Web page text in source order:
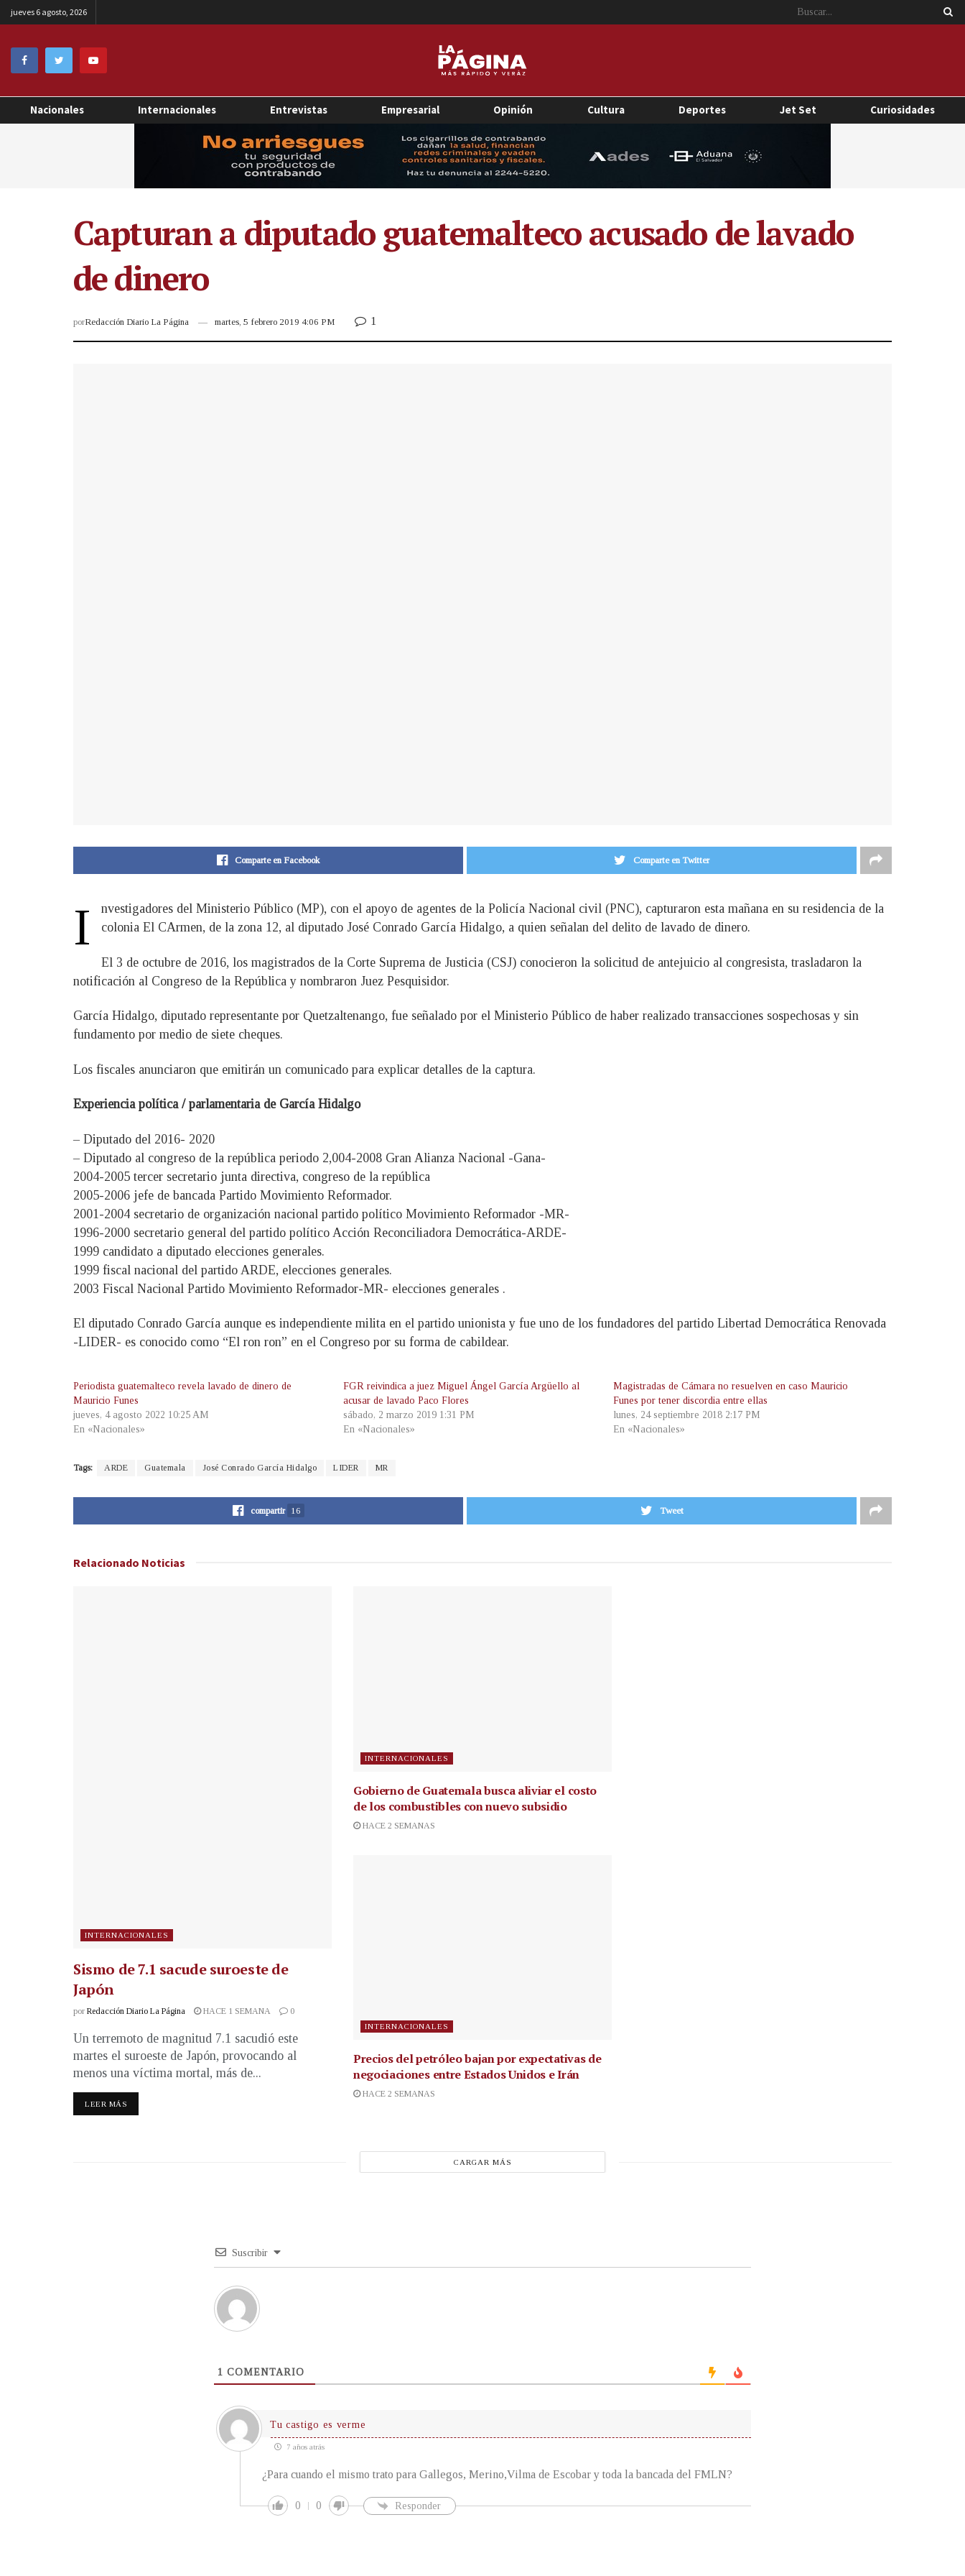
jueves 6 agosto, 2026
Nacionales Internacionales Entrevistas Empresarial Opinión Cultura Deportes Jet Set Curiosidades
Capturan a diputado guatemalteco acusado de lavado
de dinero
porRedacción Diario La Página martes, 5 febrero 2019 4:06 PM 1
Comparte en Facebook Comparte en Twitter
I
nvestigadores del Ministerio Público (MP), con el apoyo de agentes de la Policía Nacional civil (PNC), capturaron esta mañana en su residencia de la
colonia El CArmen, de la zona 12, al diputado José Conrado García Hidalgo, a quien señalan del delito de lavado de dinero.
El 3 de octubre de 2016, los magistrados de la Corte Suprema de Justicia (CSJ) conocieron la solicitud de antejuicio al congresista, trasladaron la
notificación al Congreso de la República y nombraron Juez Pesquisidor.
García Hidalgo, diputado representante por Quetzaltenango, fue señalado por el Ministerio Público de haber realizado transacciones sospechosas y sin
fundamento por medio de siete cheques.
Los fiscales anunciaron que emitirán un comunicado para explicar detalles de la captura.
Experiencia política / parlamentaria de García Hidalgo
– Diputado del 2016- 2020
– Diputado al congreso de la república periodo 2,004-2008 Gran Alianza Nacional -Gana-
2004-2005 tercer secretario junta directiva, congreso de la república
2005-2006 jefe de bancada Partido Movimiento Reformador.
2001-2004 secretario de organización nacional partido político Movimiento Reformador -MR-
1996-2000 secretario general del partido político Acción Reconciliadora Democrática-ARDE-
1999 candidato a diputado elecciones generales.
1999 fiscal nacional del partido ARDE, elecciones generales.
2003 Fiscal Nacional Partido Movimiento Reformador-MR- elecciones generales .
El diputado Conrado García aunque es independiente milita en el partido unionista y fue uno de los fundadores del partido Libertad Democrática Renovada
-LIDER- es conocido como “El ron ron” en el Congreso por su forma de cabildear.
Periodista guatemalteco revela lavado de dinero de
Mauricio Funes
jueves, 4 agosto 2022 10:25 AM
En «Nacionales»
FGR reivindica a juez Miguel Ángel García Argüello al
acusar de lavado Paco Flores
sábado, 2 marzo 2019 1:31 PM
En «Nacionales»
Magistradas de Cámara no resuelven en caso Mauricio
Funes por tener discordia entre ellas
lunes, 24 septiembre 2018 2:17 PM
En «Nacionales»
Tags: ARDE Guatemala José Conrado García Hidalgo LIDER MR
compartir 16 Tweet
Relacionado Noticias
INTERNACIONALES
Sismo de 7.1 sacude suroeste de
Japón
por Redacción Diario La Página HACE 1 SEMANA 0
Un terremoto de magnitud 7.1 sacudió este
martes el suroeste de Japón, provocando al
menos una víctima mortal, más de...
LEER MÁS
INTERNACIONALES
Gobierno de Guatemala busca aliviar el costo
de los combustibles con nuevo subsidio
HACE 2 SEMANAS
INTERNACIONALES
Precios del petróleo bajan por expectativas de
negociaciones entre Estados Unidos e Irán
HACE 2 SEMANAS
CARGAR MÁS
Suscribir
1 COMENTARIO
Tu castigo es verme
7 años atrás
¿Para cuando el mismo trato para Gallegos, Merino,Vilma de Escobar y toda la bancada del FMLN?
0 0 Responder